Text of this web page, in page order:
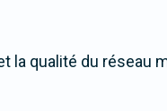
la qualité du réseau